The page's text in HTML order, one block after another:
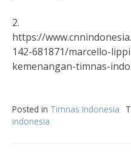
2.
https://
142-681871/marcello-
kemenangan-timnas-
Posted in Timnas Indonesia
indonesia